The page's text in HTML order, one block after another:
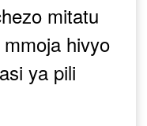
mitatu
hivyo
ya pili